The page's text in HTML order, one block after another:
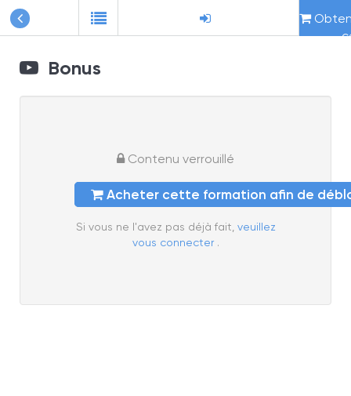
Bonus
Contenu verrouillé
Acheter cette formation afin de
Si vous ne l'avez pas déjà fait, veuillez
vous connecter .